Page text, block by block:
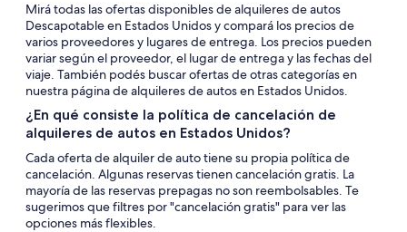
Mirá todas las ofertas disponibles de alquileres de autos
Descapotable en Estados Unidos y compará los precios de
varios proveedores y lugares de entrega. Los precios pueden
variar según el proveedor, el lugar de entrega y las fechas del
viaje. También podés buscar ofertas de otras categorías en
nuestra página de alquileres de autos en Estados Unidos.
¿En qué consiste la política de cancelación de
alquileres de autos en Estados Unidos?
Cada oferta de alquiler de auto tiene su propia política de
cancelación. Algunas reservas tienen cancelación gratis. La
mayoría de las reservas prepagas no son reembolsables. Te
sugerimos que filtres por "cancelación gratis" para ver las
opciones más flexibles.